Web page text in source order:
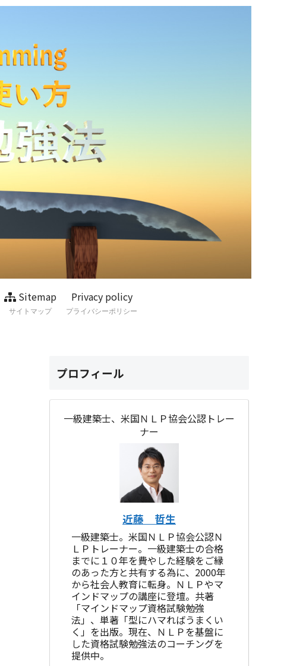
Sitemap
サイトマップ
Privacy policy
プライバシーポリシー
プロフィール
一級建築士、米国ＮＬＰ協会公認トレー
ナー
近藤 哲生
一級建築士。米国ＮＬＰ協会公認Ｎ
ＬＰトレーナー。一級建築士の合格
までに１０年を費やした経験をご縁
のあった方と共有する為に、2000年
から社会人教育に転身。ＮＬＰやマ
インドマップの講座に登壇。共著
「マインドマップ資格試験勉強
法」、単著「型にハマればうまくい
く」を出版。現在、ＮＬＰを基盤に
した資格試験勉強法のコーチングを
提供中。